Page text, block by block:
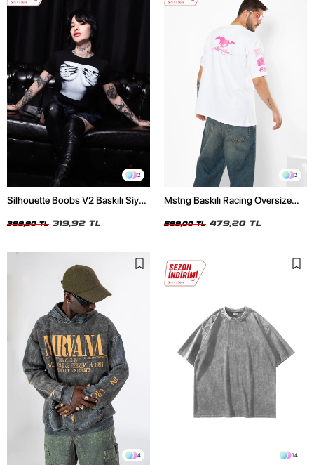
2
Silhouette Boobs V2 Baskılı Siyah
399,90 TL 319,92 TL
2
Mstng Baskılı Racing Oversize
599,00 TL 479,20 TL
4 14